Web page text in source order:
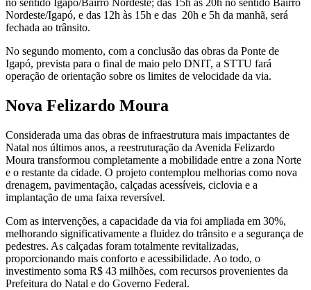
Nordeste/Igapó, e das 12h às 15h e das 20h e 5h da manhã, será
fechada ao trânsito.
No segundo momento, com a conclusão das obras da Ponte de
Igapó, prevista para o final de maio pelo DNIT, a STTU fará
operação de orientação sobre os limites de velocidade da via.
Nova Felizardo Moura
Considerada uma das obras de infraestrutura mais impactantes de
Natal nos últimos anos, a reestruturação da Avenida Felizardo
Moura transformou completamente a mobilidade entre a zona Norte
e o restante da cidade. O projeto contemplou melhorias como nova
drenagem, pavimentação, calçadas acessíveis, ciclovia e a
implantação de uma faixa reversível.
Com as intervenções, a capacidade da via foi ampliada em 30%,
melhorando significativamente a fluidez do trânsito e a segurança de
pedestres. As calçadas foram totalmente revitalizadas,
proporcionando mais conforto e acessibilidade. Ao todo, o
investimento soma R$ 43 milhões, com recursos provenientes da
Prefeitura do Natal e do Governo Federal.